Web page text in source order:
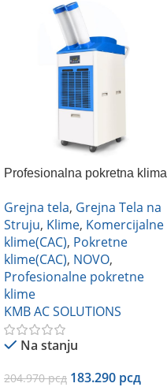
Profesionalna pokretna klima
Grejna tela, Grejna Tela na
Struju, Klime, Komercijalne
klime(CAC), Pokretne
klime(CAC), NOVO,
Profesionalne pokretne
klime
KMB AC SOLUTIONS
Na stanju
204.970рсд 183.290 рсд